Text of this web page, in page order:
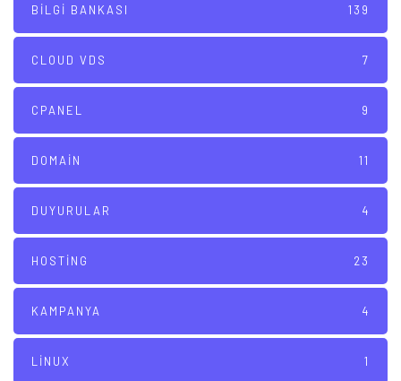
BILGI BANKASI 139
CLOUD VDS 7
CPANEL 9
DOMAIN 11
DUYURULAR 4
HOSTING 23
KAMPANYA 4
LINUX 1